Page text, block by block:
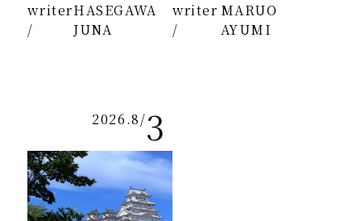
writer
/
HASEGAWA
JUNA
writer
/
MARUO
AYUMI
2026.8/3